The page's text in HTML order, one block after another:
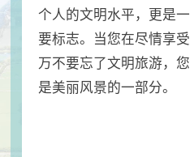
个人的文明水平，更是
要标志。当您在尽情享
万不要忘了文明旅游，
是美丽风景的一部分。